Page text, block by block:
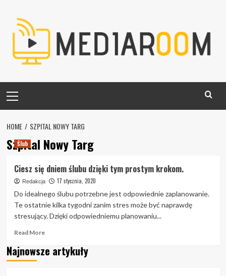
content
Menu
HOME SZPITAL NOWY TARG
Szpital Nowy Targ
Ślub
Ciesz się dniem ślubu dzięki tym prostym krokom.
Redakcja 17 stycznia, 2020
Do idealnego ślubu potrzebne jest odpowiednie zaplanowanie.
Te ostatnie kilka tygodni zanim stres może być naprawdę
stresujący. Dzięki odpowiedniemu planowaniu...
Read MoreRead
about
Najnowsze artykuły